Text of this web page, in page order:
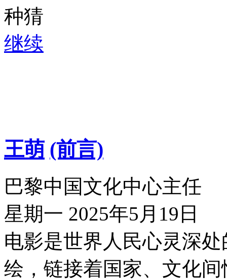
种猜
继续
王萌 (前言)
巴黎中国文化中心主任
星期一 2025年5月19日
电影是世界人民心灵深
绘，链接着国家、文化